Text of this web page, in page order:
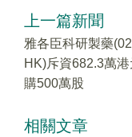
上一篇新聞
雅各臣科研製藥
HK)斥資682.3萬港
購500萬股
相關文章